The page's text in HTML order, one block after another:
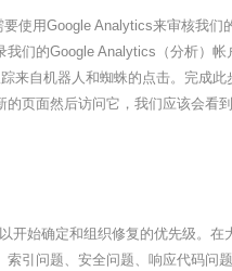
使用Google Analytics来审核我
我们的Google Analytics（分析
来自机器人和蜘蛛的点击。完成
页面然后访问它，我们应该会
始确定和组织修复的优先级。
引问题、安全问题、响应代码